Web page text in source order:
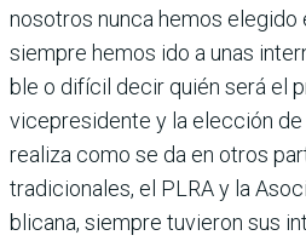
nosotros nunca hemos ele­gido
siempre hemos ido a unas
ble o difícil decir quién será el
vicepresidente y la elección
realiza como se da en otros
tradicionales, el PLRA y la
blicana, siempre tuvieron sus